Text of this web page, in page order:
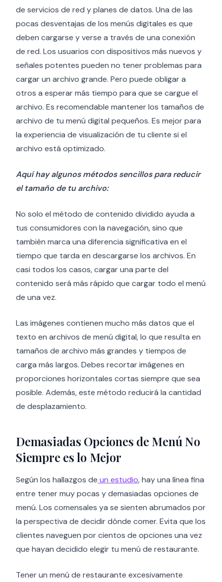
de servicios de red y planes de datos. Una de las
pocas desventajas de los menús digitales es que
deben cargarse y verse a través de una conexión
de red. Los usuarios con dispositivos más nuevos y
señales potentes pueden no tener problemas para
cargar un archivo grande. Pero puede obligar a
otros a esperar más tiempo para que se cargue el
archivo. Es recomendable mantener los tamaños de
archivo de tu menú digital pequeños. Es mejor para
la experiencia de visualización de tu cliente si el
archivo está optimizado.
Aquí hay algunos métodos sencillos para reducir
el tamaño de tu archivo:
No solo el método de contenido dividido ayuda a
tus consumidores con la navegación, sino que
también marca una diferencia significativa en el
tiempo que tarda en descargarse los archivos. En
casi todos los casos, cargar una parte del
contenido será más rápido que cargar todo el menú
de una vez.
Las imágenes contienen mucho más datos que el
texto en archivos de menú digital, lo que resulta en
tamaños de archivo más grandes y tiempos de
carga más largos. Debes recortar imágenes en
proporciones horizontales cortas siempre que sea
posible. Además, este método reducirá la cantidad
de desplazamiento.
Demasiadas Opciones de Menú No
Siempre es lo Mejor
Según los hallazgos de un estudio, hay una línea fina
entre tener muy pocas y demasiadas opciones de
menú. Los comensales ya se sienten abrumados por
la perspectiva de decidir dónde comer. Evita que los
clientes naveguen por cientos de opciones una vez
que hayan decidido elegir tu menú de restaurante.
Tener un menú de restaurante excesivamente